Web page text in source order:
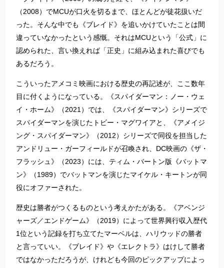
（2008）でMCUが口火を切るまで、ほとんどが徒花扱いだ
った。そんな中でも《ブレイド》を追いかけていたことは間
違っていなかったという感慨。それはMCUという「公式」に
認められた、言い換えれば「正史」に組み込まれた喜びでも
あるだろう。
こういったアメコミ映画における歴史の再記述が、ここ数年
目に付くようになっている。《スパイダーマン：ノー・ウェ
イ・ホーム》（2021）では、《スパイダーマン》シリーズで
スパイダーマンを演じたトビー・マグワイアと、《アメイジ
ング・スパイダーマン》（2012）シリーズで同役を担当した
アンドリュー・ガーフィールドが召喚され、DC映画の《ザ・
フラッシュ》（2023）には、ティム・バートン版《バットマ
ン》（1989）でバットマンを演じたマイケル・キートンが同
役にオファーされた。
歴史は勝者がつくるものという考えかたがある。《アベンジ
ャーズ／エンドゲーム》（2019）によって世界興行収入歴代
1位という記録を打ち立てたマーベルは、ハリウッドの勝者
と言っていい。《ブレイド》や《エレクトラ》はけして勝者
ではなかっただろうが、けれども今回のピックアップによっ